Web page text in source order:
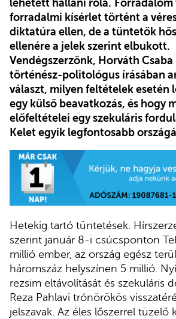
lehetett hallani róla.
forradalmi kísérlet történt a
diktatúra ellen, de a tüntetők
ellenére a jelek szerint elbukott.
Vendégszerzőnk, Horváth Csaba
történész-politológus írásában
választ, milyen feltételek esetén
egy külső beavatkozás, és hogy
előfeltételei egy szekuláris
Kelet egyik legfontosabb
Hetekig tartó tüntetések.
szerint január 8-i csúcsponton
millió ember, az ország egész
háromszáz helyszínen 5 millió.
rezsim eltávolítását és szekuláris
Reza Pahlavi trónörökös
jelszavak. Az éles lőszerrel tüzelő